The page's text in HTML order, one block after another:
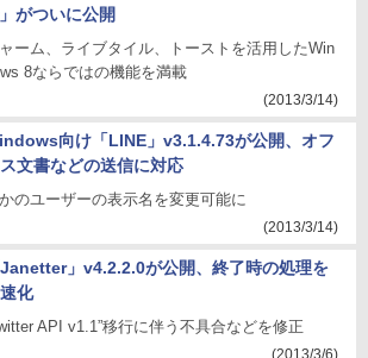
がついに公開
ーム、ライブタイル、トーストを活用したWin
8ならではの機能を満載
(2013/3/14)
向け「LINE」v3.1.4.73が公開、オフ
ス文書などの送信に対応
のユーザーの表示名を変更可能に
(2013/3/14)
Janetter」v4.2.2.0が公開、終了時の処理を
化
API v1.1”移行に伴う不具合などを修正
(2013/3/6)